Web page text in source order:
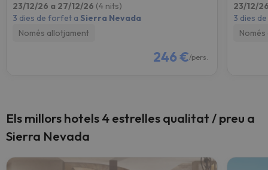
23/12/26 a 27/12/26 (4 nits)
3 dies de forfet a Sierra Nevada
Només allotjament
246 €/pers.
23/12/
3 dies
Els millors hotels 4 estrelles qualitat / preu a
Sierra Nevada